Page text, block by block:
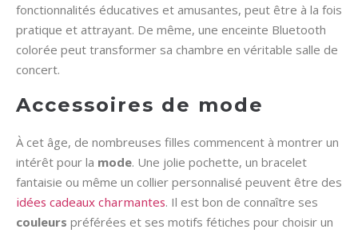
fonctionnalités éducatives et amusantes, peut être à la fois
pratique et attrayant. De même, une enceinte Bluetooth
colorée peut transformer sa chambre en véritable salle de
concert.
Accessoires de mode
À cet âge, de nombreuses filles commencent à montrer un
intérêt pour la mode. Une jolie pochette, un bracelet
fantaisie ou même un collier personnalisé peuvent être des
idées cadeaux charmantes. Il est bon de connaître ses
couleurs préférées et ses motifs fétiches pour choisir un